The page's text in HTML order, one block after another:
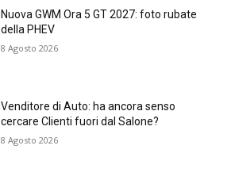
Nuova GWM Ora 5 GT 2027: foto rubate
della PHEV
8 Agosto 2026
Venditore di Auto: ha ancora senso
cercare Clienti fuori dal Salone?
8 Agosto 2026